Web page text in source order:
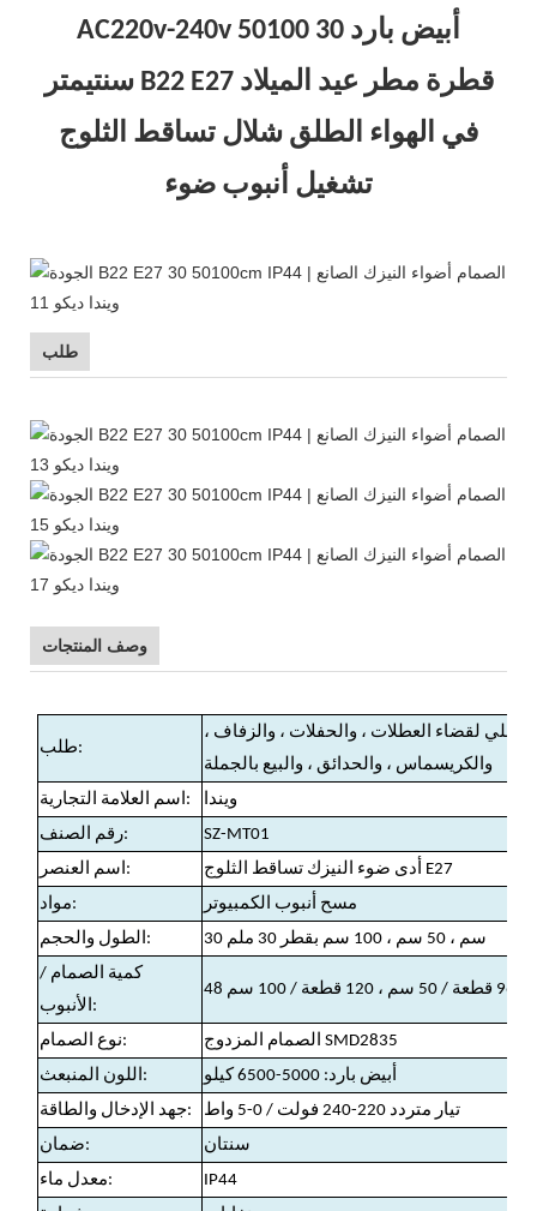
AC220v-240v أبيض بارد 30 50100
سنتيمتر B22 E27 قطرة مطر عيد الميلاد
في الهواء الطلق شلال تساقط الثلوج
تشغيل أنبوب ضوء
طلب
وصف المنتجات
طلب:
لقضاء العطلات ، والحفلات ، والزفاف ،
والكريسماس ، والحدائق ، والبيع بالجملة
اسم العلامة التجارية:
ويندا
رقم الصنف:
SZ-MT01
اسم العنصر:
أدى ضوء النيزك تساقط الثلوج E27
مواد:
مسح أنبوب الكمبيوتر
الطول والحجم:
30 سم ، 50 سم ، 100 سم بقطر 30 ملم
كمية الصمام /
الأنبوب:
نوع الصمام:
الصمام المزدوج SMD2835
اللون المنبعث:
أبيض بارد: 5000-6500 كيلو
جهد الإدخال والطاقة:
تيار متردد 220-240 فولت / 0-5 واط
ضمان:
سنتان
معدل ماء:
IP44